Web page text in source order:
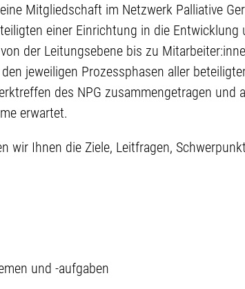
Mitgliedschaft im Netzwerk Palliative
einer Einrichtung in die Entwicklung
der Leitungsebene bis zu
jeweiligen Prozessphasen aller
des NPG zusammengetragen und
erwartet.
wir Ihnen die Ziele, Leitfragen,
vollstationäre Pflegeeinrichtung mit
führen die Palliative Geriatrie ein und
und -aufgaben